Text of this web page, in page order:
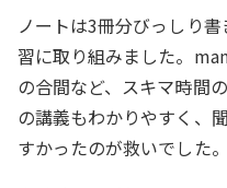
ノートは3冊分びっしり
習に取り組みました。
の合間など、スキマ時間
の講義もわかりやすく、
すかったのが救いでした。